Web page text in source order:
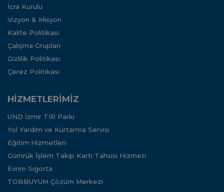
İcra Kurulu
Vizyon & Misyon
Kalite Politikası
Çalışma Grupları
Gizlilik Politikası
Çerez Politikası
HİZMETLERİMİZ
UND İzmir TIR Parkı
Yol Yardım ve Kurtarma Servisi
Eğitim Hizmetleri
Gümrük İşlem Takip Kartı Tahsisi Hizmeti
Evrim Sigorta
TOBBUYUM Çözüm Merkezi